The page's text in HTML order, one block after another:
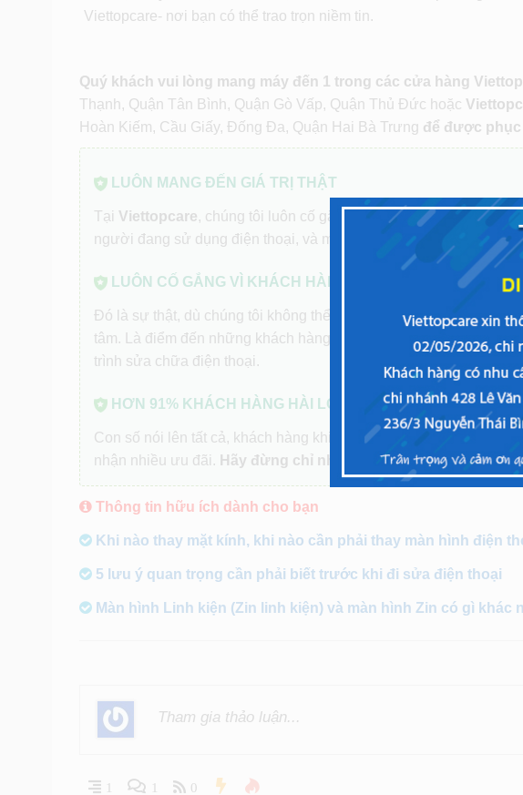
Viettopcare- nơi bạn có thể trao trọn niềm tin.
Quý khách vui lòng mang máy đến 1 trong các cửa hàng
Thạnh, Quận Tân Bình, Quận Gò Vấp, Quận Thủ Đức hoặc
Hoàn Kiếm, Cầu Giấy, Đống Đa, Quận Hai Bà Trưng để được phục
LUÔN MANG ĐẾN GIÁ TRỊ THẬT
Tại Viettopcare, chúng tôi luôn cố gắng hoàn thiện mình, mang
người đang sử dụng điện thoại, và mong muốn tìm cho mình một
LUÔN CỐ GẮNG VÌ KHÁCH HÀNG
Đó là sự thật, dù chúng tôi không thể phục vụ hết được tất cả
tâm. Là điểm đến những khách hàng mong muốn tìm kiếm cho
trình sửa chữa điện thoại.
HƠN 91% KHÁCH HÀNG HÀI LÒNG
Con số nói lên tất cả, khách hàng khi sửa điện thoại tại
nhận nhiều ưu đãi. Hãy đừng chỉ nhìn vào giá dịch vụ mà hãy
Thông tin hữu ích dành cho bạn
Khi nào thay mặt kính, khi nào cần phải thay màn hình điện
5 lưu ý quan trọng cần phải biết trước khi đi sửa điện thoại
Màn hình Linh kiện (Zin linh kiện) và màn hình Zin có gì khác
1 1 0